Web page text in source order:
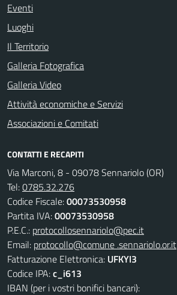
Eventi
Luoghi
Il Territorio
Galleria Fotografica
Galleria Video
Attività economiche e Servizi
Associazioni e Comitati
CONTATTI E RECAPITI
Via Marconi, 8 - 09078 Sennariolo (OR)
Tel:0785.32.276
Codice Fiscale:00073530958
Partita IVA:00073530958
P.E.C.: protocollosennariolo@pec.it
Email: protocollo@comune .sennariolo.or.it
Fatturazione Elettronica: UFKYI3
Codice IPA:c_i613
IBAN (per i vostri bonifici bancari):